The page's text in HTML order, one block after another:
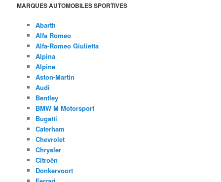
MARQUES AUTOMOBILES SPORTIVES
Abarth
Alfa Romeo
Alfa-Romeo Giulietta
Alpina
Alpine
Aston-Martin
Audi
Bentley
BMW M Motorsport
Bugatti
Caterham
Chevrolet
Chrysler
Citroën
Donkervoort